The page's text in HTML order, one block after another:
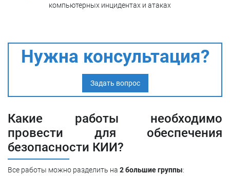
компьютерных инцидентах и атаках
Нужна консультация?
Задать вопрос
Какие работы необходимо
провести для обеспечения
безопасности КИИ?
Все работы можно разделить на 2 большие группы: